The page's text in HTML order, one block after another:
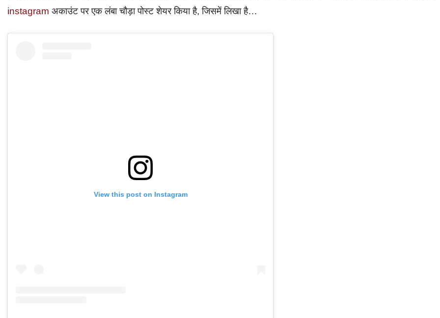
instagram अकाउंट पर एक लंबा चौड़ा पोस्ट शेयर किया है, जिसमें लिखा है…
View this post on Instagram